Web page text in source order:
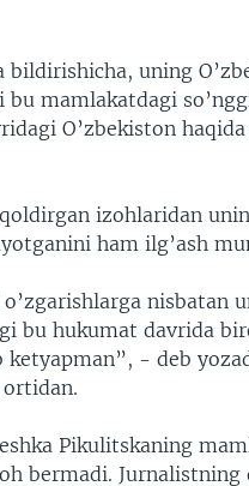
bildirishicha, uning
mamlakatdagi
O’zbekiston
izohlaridan
ham ilg’ash
nisbatan
bu hukumat davrida
ketyapman”, - deb
Pikulitskaning
bermadi. Jurnalistning